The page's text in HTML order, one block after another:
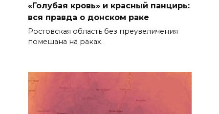
получать лечебное питание
для инвалидов станет проще
05 августа 2026 17:18
фото с мест ночных пожаров в
Ростове
05 августа 2026 17:09
«Голубая кровь» и красный панцирь:
вся правда о донском раке
Ростовская область без преувеличения
помешана на раках.